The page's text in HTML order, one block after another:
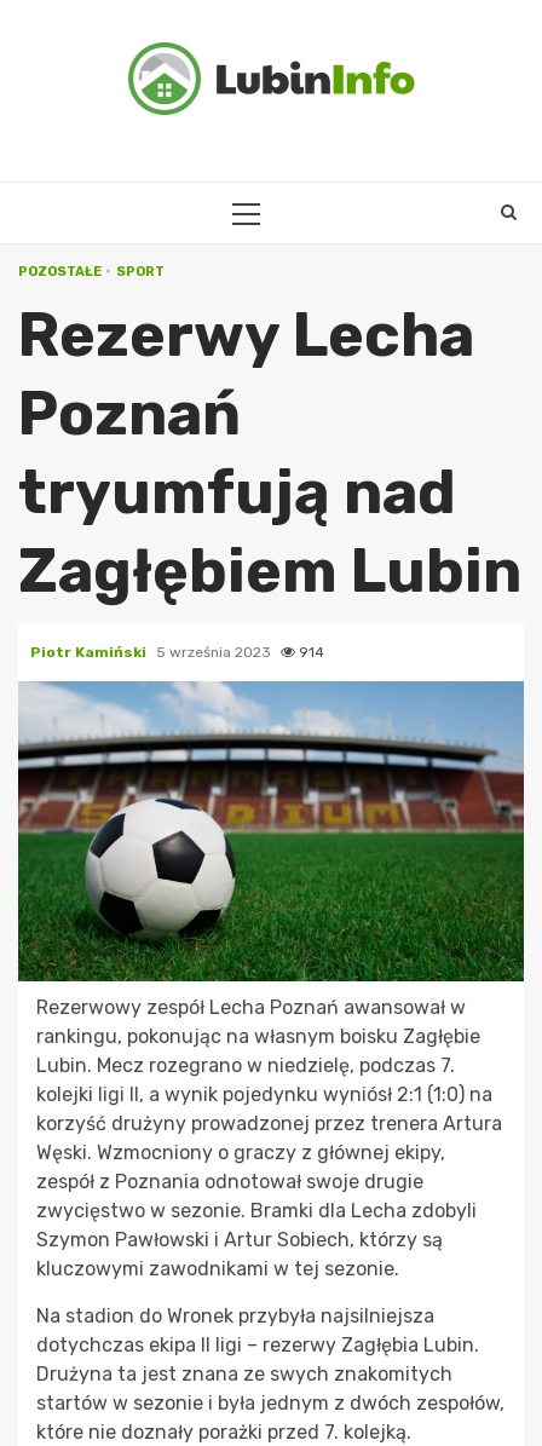
PRIMARY
POZOSTAŁE SPORT
Rezerwy Lecha
Poznań
tryumfują nad
Zagłębiem Lubin
Piotr Kamiński 5 września 2023 914
Rezerwowy zespół Lecha Poznań awansował w
rankingu, pokonując na własnym boisku Zagłębie
Lubin. Mecz rozegrano w niedzielę, podczas 7.
kolejki ligi II, a wynik pojedynku wyniósł 2:1 (1:0) na
korzyść drużyny prowadzonej przez trenera Artura
Węski. Wzmocniony o graczy z głównej ekipy,
zespół z Poznania odnotował swoje drugie
zwycięstwo w sezonie. Bramki dla Lecha zdobyli
Szymon Pawłowski i Artur Sobiech, którzy są
kluczowymi zawodnikami w tej sezonie.
Na stadion do Wronek przybyła najsilniejsza
dotychczas ekipa II ligi – rezerwy Zagłębia Lubin.
Drużyna ta jest znana ze swych znakomitych
startów w sezonie i była jednym z dwóch zespołów,
które nie doznały porażki przed 7. kolejką.